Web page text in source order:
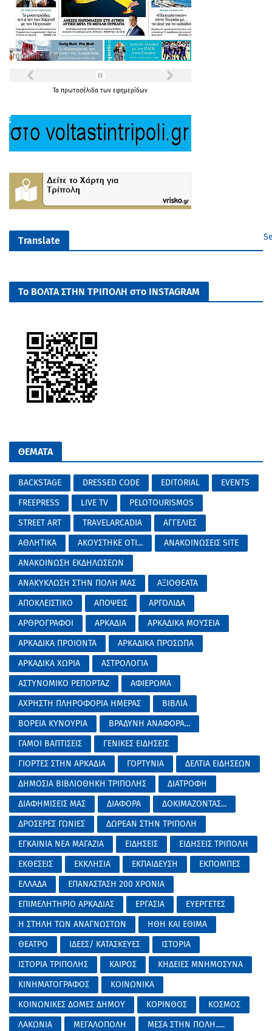
Τα πρωτοσέλιδα των εφημερίδων
Translate
Το ΒΟΛΤΑ ΣΤΗΝ ΤΡΙΠΟΛΗ στο INSTAGRAM
ΘΕΜΑΤΑ
BACKSTAGE DRESSED CODE EDITORIAL
EVENTS
FREEPRESS
LIVE TV
PELOTOURISMOS
STREET ART
TRAVELARCADIA
ΑΓΓΕΛΙΕΣ
ΑΘΛΗΤΙΚΑ
ΑΚΟΥΣΤΗΚΕ ΟΤΙ...
ΑΝΑΚΟΙΝΩΣΕΙΣ SITE
ΑΝΑΚΟΙΝΩΣΗ ΕΚΔΗΛΩΣΕΩΝ
ΑΝΑΚΥΚΛΩΣΗ ΣΤΗΝ ΠΟΛΗ ΜΑΣ
ΑΞΙΟΘΕΑΤΑ
ΑΠΟΚΛΕΙΣΤΙΚΟ
ΑΠΟΨΕΙΣ
ΑΡΓΟΛΙΔΑ
ΑΡΘΡΟΓΡΑΦΟΙ
ΑΡΚΑΔΙΑ
ΑΡΚΑΔΙΚΑ ΜΟΥΣΕΙΑ
ΑΡΚΑΔΙΚΑ ΠΡΟΙΟΝΤΑ
ΑΡΚΑΔΙΚΑ ΠΡΟΣΩΠΑ
ΑΡΚΑΔΙΚΑ ΧΩΡΙΑ
ΑΣΤΡΟΛΟΓΙΑ
ΑΣΤΥΝΟΜΙΚΟ ΡΕΠΟΡΤΑΖ
ΑΦΙΕΡΩΜΑ
ΑΧΡΗΣΤΗ ΠΛΗΡΟΦΟΡΙΑ ΗΜΕΡΑΣ
ΒΙΒΛΙΑ
ΒΟΡΕΙΑ ΚΥΝΟΥΡΙΑ
ΒΡΑΔΥΝΗ ΑΝΑΦΟΡΑ...
ΓΑΜΟΙ ΒΑΠΤΙΣΕΙΣ
ΓΕΝΙΚΕΣ ΕΙΔΗΣΕΙΣ
ΓΙΟΡΤΕΣ ΣΤΗΝ ΑΡΚΑΔΙΑ
ΓΟΡΤΥΝΙΑ
ΔΕΛΤΙΑ ΕΙΔΗΣΕΩΝ
ΔΗΜΟΣΙΑ ΒΙΒΛΙΟΘΗΚΗ ΤΡΙΠΟΛΗΣ
ΔΙΑΤΡΟΦΗ
ΔΙΑΦΗΜΙΣΕΙΣ ΜΑΣ
ΔΙΑΦΟΡΑ
ΔΟΚΙΜΑΖΟΝΤΑΣ...
ΔΡΟΣΕΡΕΣ ΓΩΝΙΕΣ
ΔΩΡΕΑΝ ΣΤΗΝ ΤΡΙΠΟΛΗ
ΕΓΚΑΙΝΙΑ ΝΕΑ ΜΑΓΑΖΙΑ
ΕΙΔΗΣΕΙΣ
ΕΙΔΗΣΕΙΣ ΤΡΙΠΟΛΗ
ΕΚΘΕΣΕΙΣ
ΕΚΚΛΗΣΙΑ ΕΚΠΑΙΔΕΥΣΗ
ΕΚΠΟΜΠΕΣ
ΕΛΛΑΔΑ
ΕΠΑΝΑΣΤΑΣΗ 200 ΧΡΟΝΙΑ
ΕΠΙΜΕΛΗΤΗΡΙΟ ΑΡΚΑΔΙΑΣ
ΕΡΓΑΣΙΑ
ΕΥΕΡΓΕΤΕΣ
Η ΣΤΗΛΗ ΤΩΝ ΑΝΑΓΝΩΣΤΩΝ
ΗΘΗ ΚΑΙ ΕΘΙΜΑ
ΘΕΑΤΡΟ
ΙΔΕΕΣ/ ΚΑΤΑΣΚΕΥΕΣ
ΙΣΤΟΡΙΑ
ΙΣΤΟΡΙΑ ΤΡΙΠΟΛΗΣ
ΚΑΙΡΟΣ
ΚΗΔΕΙΕΣ ΜΝΗΜΟΣΥΝΑ
ΚΙΝΗΜΑΤΟΓΡΑΦΟΣ
ΚΟΙΝΩΝΙΚΑ
ΚΟΙΝΩΝΙΚΕΣ ΔΟΜΕΣ ΔΗΜΟΥ
ΚΟΡΙΝΘΟΣ
ΚΟΣΜΟΣ
ΛΑΚΩΝΙΑ
ΜΕΓΑΛΟΠΟΛΗ
ΜΕΣΑ ΣΤΗΝ ΠΟΛΗ.....